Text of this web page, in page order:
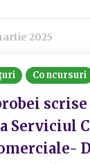
2025
Concursuri
scrise
Serviciul